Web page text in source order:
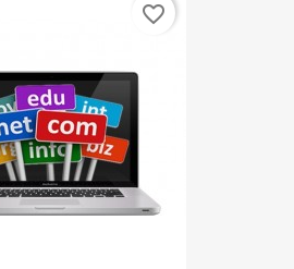
favorite_border